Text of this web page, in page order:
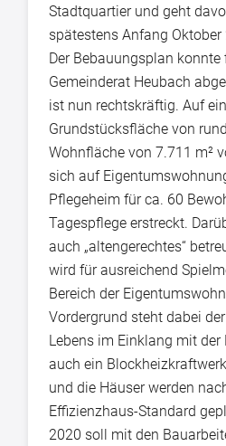
Stadtquartier und geht
spätestens Anfang
Der Bebauungsplan
Gemeinderat Heubach
ist nun rechtskräftig. Auf
Grundstücksfläche von
Wohnfläche von 7.711 m²
sich auf
Pflegeheim für ca. 60
Tagespflege erstreckt.
auch „altengerechtes“
wird für ausreichend
Bereich der
Vordergrund steht dabei
Lebens im Einklang mit der
auch ein
und die Häuser werden
Effizienzhaus-Standard
2020 soll mit den